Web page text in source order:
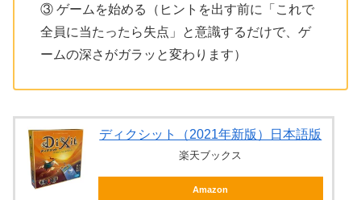
③ ゲームを始める（ヒントを出す前に「これで
全員に当たったら失点」と意識するだけで、ゲ
ームの深さがガラッと変わります）
ディクシット（2021年新版）日本語版
楽天ブックス
Amazon